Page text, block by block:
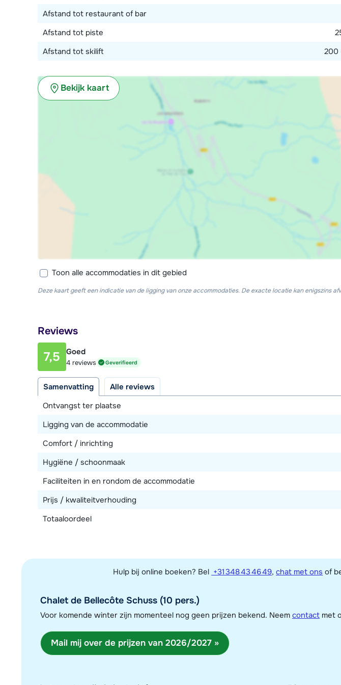
drukte bij de lift in het centrum ontwijken. Vanaf winter 2025 beschikt dit chalet over
Afstand tot restaurant of bar
Afstand tot piste
Afstand tot skilift
200
Bekijk kaart
Toon alle accommodaties in dit gebied
Deze kaart geeft een indicatie van de ligging van onze accommodaties. De exacte locatie kan enigszins
Reviews
7,5 Goed
4 reviews Geverifieerd
Samenvatting
Alle reviews
Ontvangst ter plaatse
Ligging van de accommodatie
Comfort / inrichting
Hygiëne / schoonmaak
Faciliteiten in en rondom de accommodatie
Prijs / kwaliteitverhouding
Totaaloordeel
Hulp bij online boeken? Bel +31 348 43 46 49,chat met ons of
Chalet de Bellecôte Schuss (10 pers.)
Voor komende winter zijn momenteel nog geen prijzen bekend. Neem contact met
Mail mij over de prijzen van 2026/2027 »